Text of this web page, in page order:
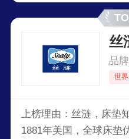
丝
品
世
上榜理由：丝涟，床垫
1881年美国，全球床垫